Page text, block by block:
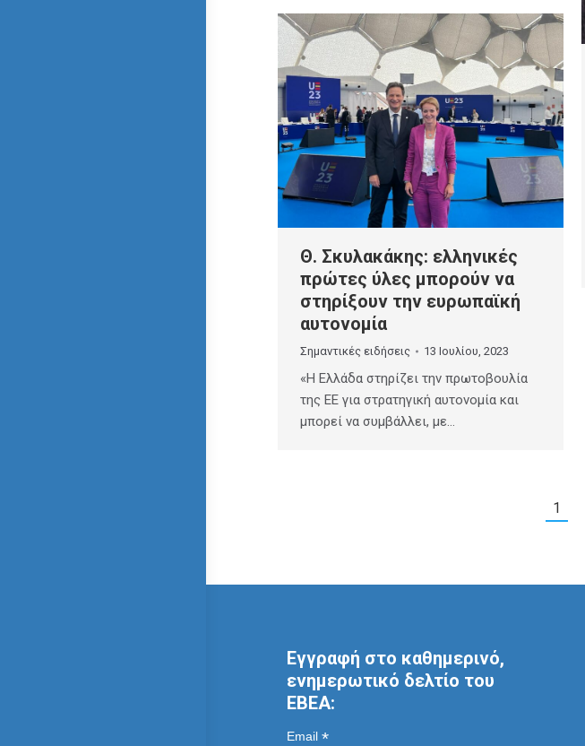
Θ. Σκυλακάκης: ελληνικές
πρώτες ύλες μπορούν να
στηρίξουν την ευρωπαϊκή
αυτονομία
Σημαντικές ειδήσεις 13 Ιουλίου, 2023
«Η Ελλάδα στηρίζει την πρωτοβουλία
της ΕΕ για στρατηγική αυτονομία και
μπορεί να συμβάλλει, με…
1
Εγγραφή στο καθημερινό,
ενημερωτικό δελτίο του
ΕΒΕΑ:
Email *